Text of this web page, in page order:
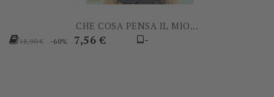
CHE COSA PENSA IL MIO...
Prezzo
18,90 € -60% Prezzo
7,56 € -